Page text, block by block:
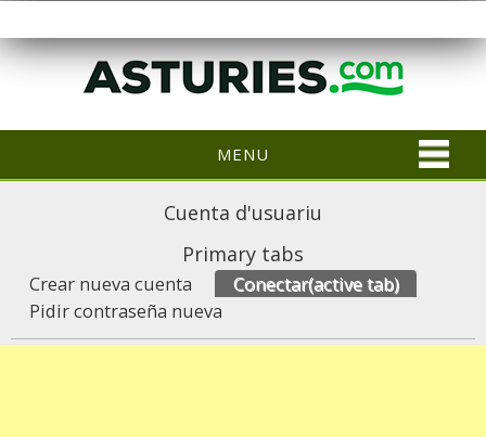
MENU
Cuenta d'usuariu
Primary tabs
Crear nueva cuenta Conectar(active tab)
Pidir contraseña nueva